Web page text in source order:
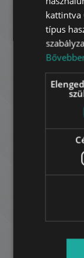
ALADÁR
1. kerület • 2
kattintva
típus